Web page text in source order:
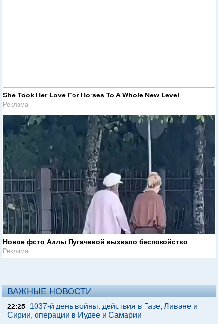
She Took Her Love For Horses To A Whole New Level
Реклама
Новое фото Аллы Пугачевой вызвало беспокойство
Реклама
ВАЖНЫЕ НОВОСТИ
22:25
1037-й день войны: действия в Газе, Ливане и
Сирии, операции в Иудее и Самарии